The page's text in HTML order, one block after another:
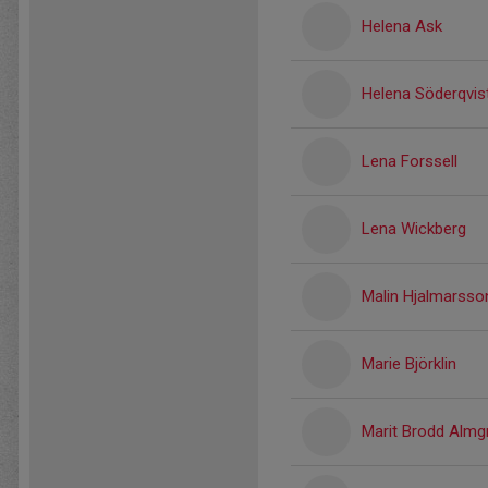
Helena Ask
Helena
Lena Forssell
Lena Wickberg
Malin
Marie Björklin
Marit Brodd